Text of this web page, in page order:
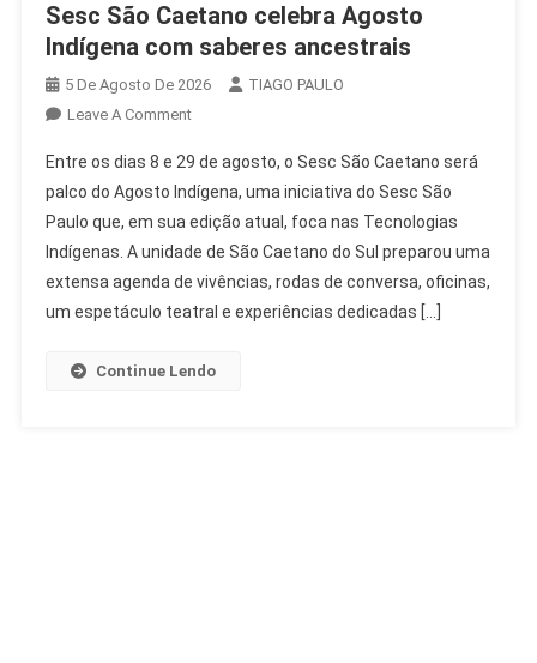
Sesc São Caetano celebra Agosto
Indígena com saberes ancestrais
5 De Agosto De 2026
TIAGO PAULO
Leave A CommentOn
São
Caetano
Celebra
Agosto
Indígena
Com
Ancestrais
Entre os dias 8 e 29 de agosto, o Sesc São Caetano será
palco do Agosto Indígena, uma iniciativa do Sesc São
Paulo que, em sua edição atual, foca nas Tecnologias
Indígenas. A unidade de São Caetano do Sul preparou uma
extensa agenda de vivências, rodas de conversa, oficinas,
um espetáculo teatral e experiências dedicadas […]
Continue Lendo